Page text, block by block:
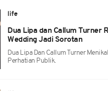
life
Dua Lipa dan Callum Turner
Wedding Jadi Sorotan
Dua Lipa Dan Callum Turner
Perhatian Publik.